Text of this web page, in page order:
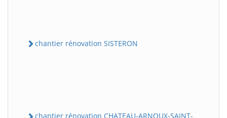
chantier rénovation SISTERON
chantier rénovation CHATEAU-ARNOUX-SAINT-